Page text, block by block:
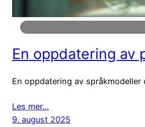
En oppdatering av
En oppdatering av
Les mer…
9. august 2025